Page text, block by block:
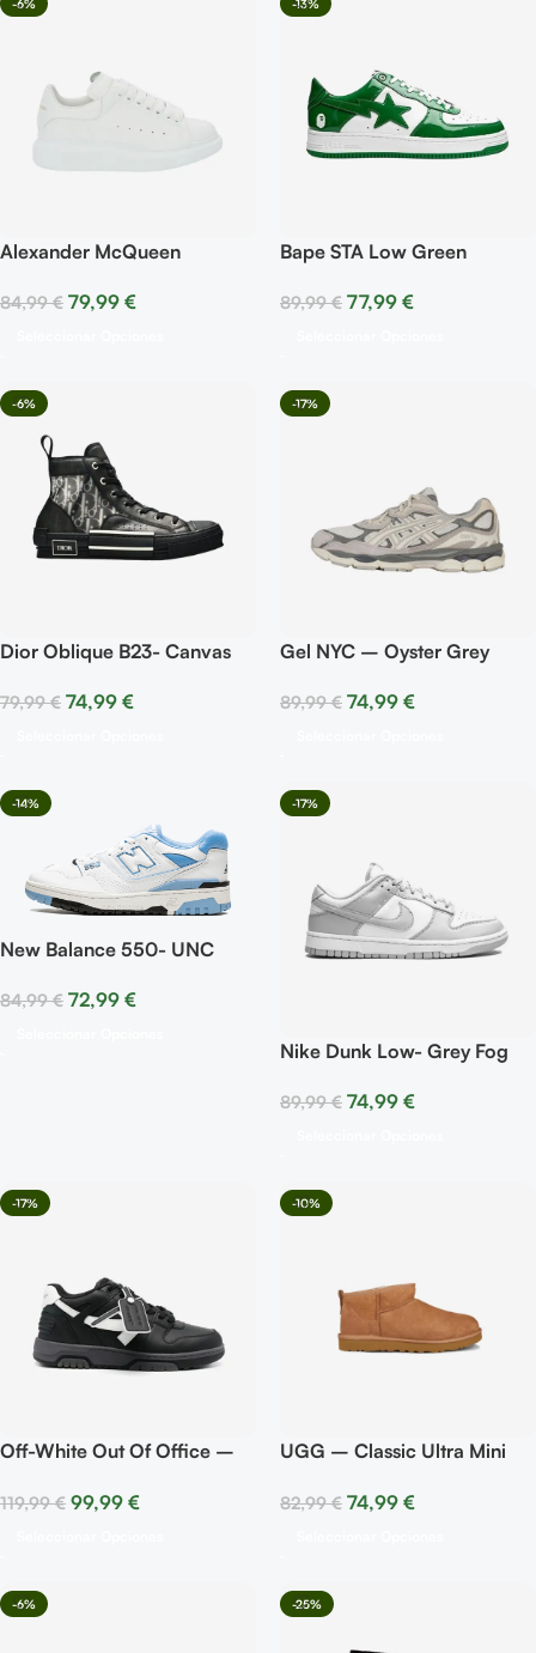
-6%
Alexander McQueen
84,99€ 79,99 €
-13%
Bape STA Low Green
89,99€ 77,99 €
-6%
Dior Oblique B23- Canvas
79,99€ 74,99 €
-17%
Gel NYC – Oyster Grey
89,99€ 74,99 €
-14%
New Balance 550- UNC
84,99€ 72,99 €
-17%
Nike Dunk Low- Grey Fog
89,99€ 74,99 €
-17%
Off-White Out Of Office –
119,99€ 99,99 €
-10%
UGG – Classic Ultra Mini
82,99€ 74,99 €
-6% -25%